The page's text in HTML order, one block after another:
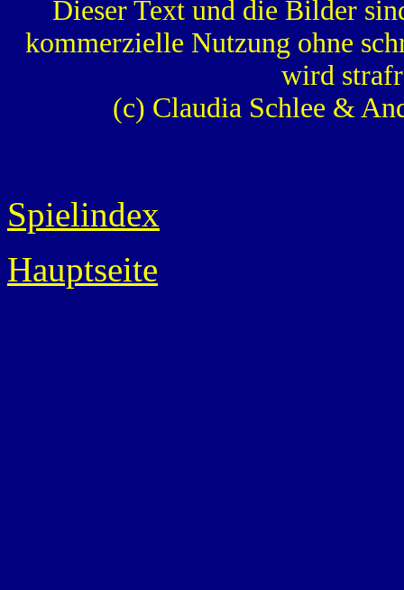
Dieser Text und die Bilder
kommerzielle Nutzung ohne
wird
(c) Claudia Schlee &
Spielindex
Hauptseite